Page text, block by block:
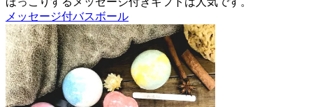
メッセージ付バスボール